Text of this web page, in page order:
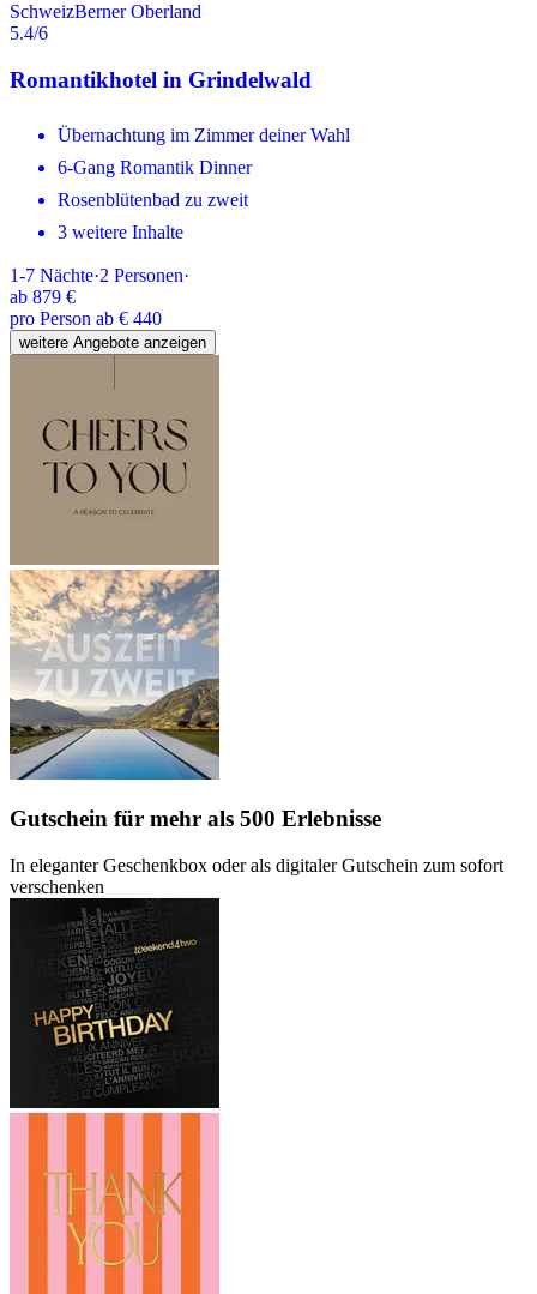
SchweizBerner Oberland
5.4/6
Romantikhotel in Grindelwald
Übernachtung im Zimmer deiner Wahl
6-Gang Romantik Dinner
Rosenblütenbad zu zweit
3 weitere Inhalte
1-7 Nächte·2 Personen·
ab 879 €
pro Person ab € 440
weitere Angebote anzeigen
Gutschein für mehr als 500 Erlebnisse
In eleganter Geschenkbox oder als digitaler Gutschein zum sofort
verschenken